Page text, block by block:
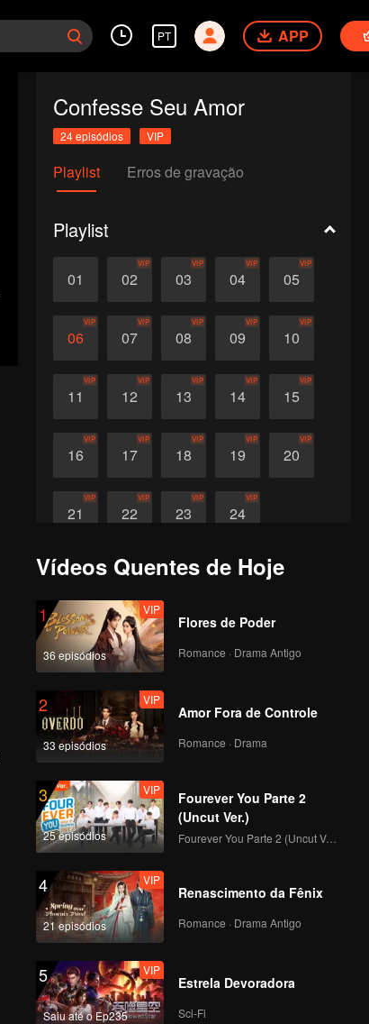
PT APP
Confesse Seu Amor
24 episódios VIP
Playlist Erros de gravação
Playlist
01 02
VIP
03
VIP
04
VIP
05
VIP
06
VIP
07
VIP
08
VIP
09
VIP
10
VIP
11
VIP
12
VIP
13
VIP
14
VIP
15
VIP
16
VIP
17
VIP
18
VIP
19
VIP
20
VIP
21
VIP
22
VIP
23
VIP
24
VIP
Vídeos Quentes de Hoje
1
36 episódios
VIP
Flores de Poder
Romance · Drama Antigo
2
33 episódios
VIP
Amor Fora de Controle
Romance · Drama
3
25 episódios
VIP
Fourever You Parte 2
(Uncut Ver.)
Fourever You Parte 2 (Uncut Ver.)
4
21 episódios
VIP
Renascimento da Fênix
Romance · Drama Antigo
5
Saiu até o Ep235
VIP
Estrela Devoradora
Sci-Fi